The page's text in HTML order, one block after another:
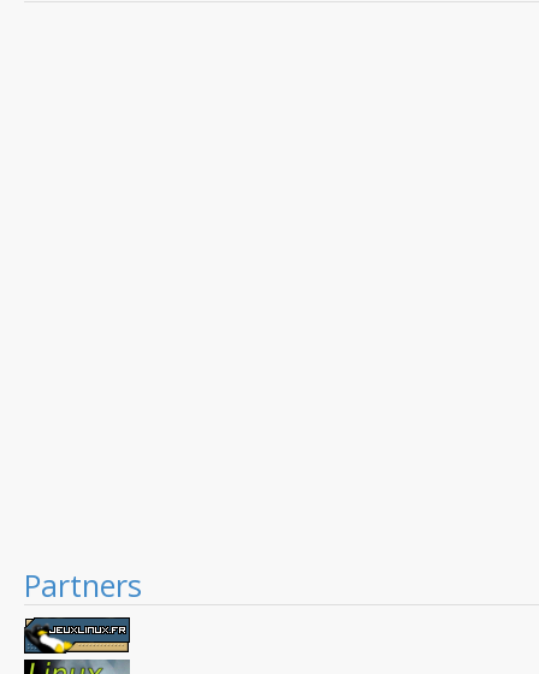
Partners